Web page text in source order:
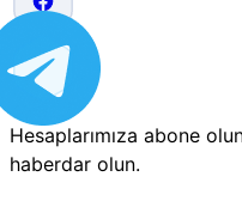
Hesaplarımıza abone
haberdar olun.